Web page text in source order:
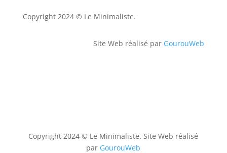
Copyright 2024 © Le Minimaliste.
Site Web réalisé par GourouWeb
Copyright 2024 © Le Minimaliste. Site Web réalisé
par GourouWeb